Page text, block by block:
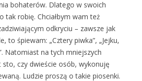
bohaterów. Dlatego w swoich
tak robię. Chciałbym wam też
odkryciu – zawsze jak
to śpiewam: „Cztery piwka”, „Jejku,
Natomiast na tych mniejszych
czy dwieście osób, wykonuję
Ludzie proszą o takie piosenki.